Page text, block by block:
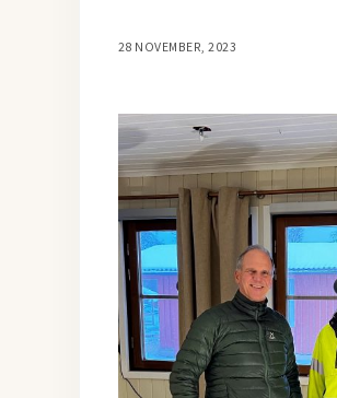
28 NOVEMBER, 2023